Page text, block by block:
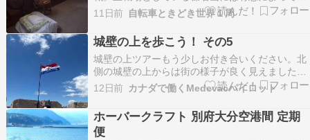
数のMTBコースが作られてるそうで、２日前とは
また別のコースに連れて行って貰える手筈となっ
ている。標高１０００mを超える場所もあるとの
ことで、涼しく気持ちいいライドが楽しめそうな
予感。…
11日前 自転車ときどき世界１周
城壁の上を歩こう！ その5
城壁の上ツアーもう少しお付き合いください。北
側の城壁の上からは街の様子が良く見えました。
北門から出た所です。海側も良かったですが山側
もかっこいいですね〜｡裏道も良い感じ｡大分登っ
て来ました。これが一番高い所にあるミンチェタ
要塞｡中に入ってみます。お〜！流石に見晴らし
が良いですね…
12日前 カナダで働くMedevacパイロット
ホーバークラフト 別府大分空港間 定期
便